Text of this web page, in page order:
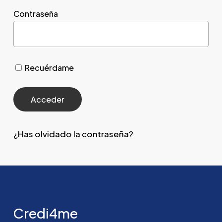
Contraseña
Recuérdame
¿Has olvidado la contraseña?
Credi4me